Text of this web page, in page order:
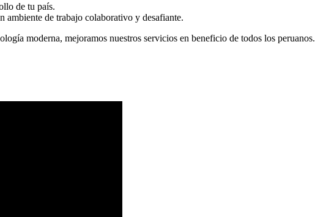
de tu país.
ambiente de trabajo colaborativo y desafiante.
moderna, mejoramos nuestros servicios en beneficio de todos los peruanos.